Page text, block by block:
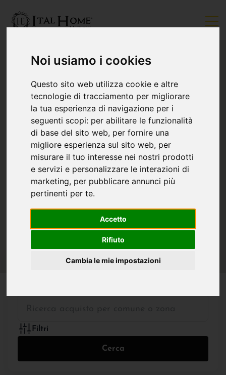
Noi usiamo i cookies
Questo sito web utilizza cookie e altre
tecnologie di tracciamento per migliorare
la tua esperienza di navigazione per i
seguenti scopi: per abilitare le funzionalità
di base del sito web, per fornire una
migliore esperienza sul sito web, per
misurare il tuo interesse nei nostri prodotti
e servizi e personalizzare le interazioni di
marketing, per pubblicare annunci più
pertinenti per te.
Accetto
Rifiuto
Cambia le mie impostazioni
Filtri
Cerca